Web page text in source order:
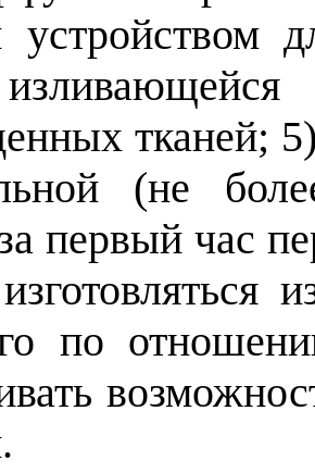
устройством
тканей;
(не
первый час
по